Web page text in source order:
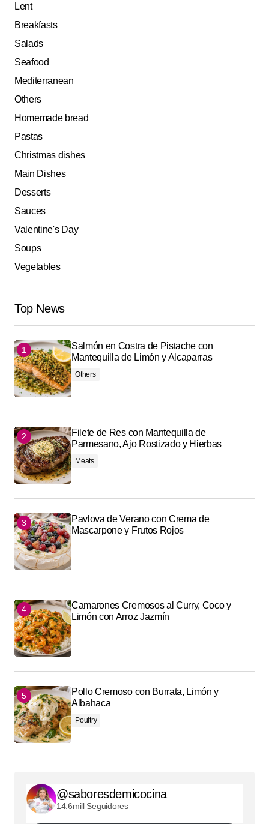
Lent
Breakfasts
Salads
Seafood
Mediterranean
Others
Homemade bread
Pastas
Christmas dishes
Main Dishes
Desserts
Sauces
Valentine's Day
Soups
Vegetables
Top News
Salmón en Costra de Pistache con
Mantequilla de Limón y Alcaparras
Others
Filete de Res con Mantequilla de
Parmesano, Ajo Rostizado y Hierbas
Meats
Pavlova de Verano con Crema de
Mascarpone y Frutos Rojos
Camarones Cremosos al Curry, Coco y
Limón con Arroz Jazmín
Pollo Cremoso con Burrata, Limón y
Albahaca
Poultry
@saboresdemicocina
14.6mill Seguidores